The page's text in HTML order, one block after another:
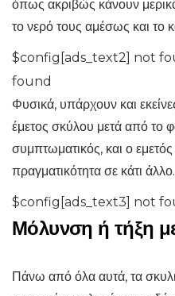
όπως ακριβώς κάνουν
το νερό τους αμέσως και το
$config[ads_text2] not
found
Φυσικά, υπάρχουν και
έμετος σκύλου μετά από το
συμπτωματικός, και ο εμετός
πραγματικότητα σε κάτι άλλο.
$config[ads_text3] not
Μόλυνση ή τήξη
Πάνω από όλα αυτά, τα